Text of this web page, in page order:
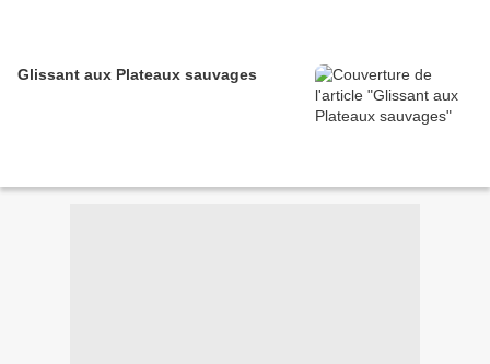
Glissant aux Plateaux sauvages